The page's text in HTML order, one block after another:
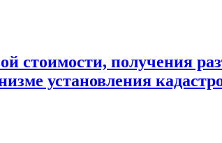
стоимости, получения
установления